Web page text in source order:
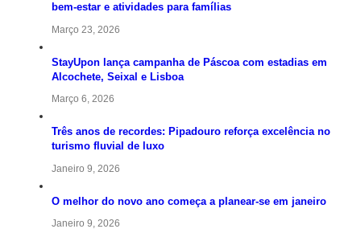
bem-estar e atividades para famílias
Março 23, 2026
StayUpon lança campanha de Páscoa com estadias em
Alcochete, Seixal e Lisboa
Março 6, 2026
Três anos de recordes: Pipadouro reforça excelência no
turismo fluvial de luxo
Janeiro 9, 2026
O melhor do novo ano começa a planear-se em janeiro
Janeiro 9, 2026